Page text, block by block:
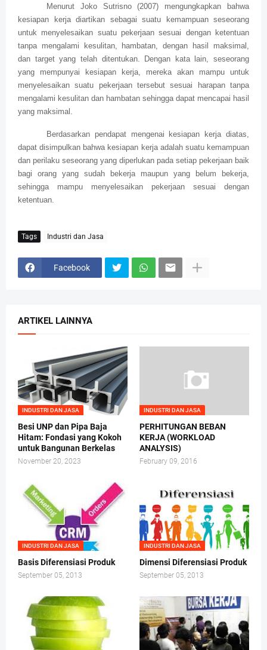
Menurut Joko Sutrisno (2007) mengungkapkan bahwa
kesiapan kerja diartikan sebagai suatu kemampuan seseorang
untuk menyelesaikan suatu pekerjaan sesuai dengan ketentuan
tanpa mengalami kesulitan, hambatan, dengan hasil maksimal,
dan target yang telah ditentukan. Dengan kata lain, seseorang
yang mempunyai kesiapan kerja, mereka akan mampu untuk
menyelesaikan suatu pekerjaan tersebut sesuai harapan tanpa
mengalami kesulitan dan hambatan sehingga dapat mencapai hasil
yang maksimal.
Berdasarkan pendapat mengenai kesiapan kerja diatas,
dapat disimpulkan bahwa kesiapan kerja adalah suatu kemampuan
dan perilaku seseorang yang diperlukan pada setiap pekerjaan baik
bagi orang yang sudah bekerja maupun yang belum bekerja,
sehingga mampu menyelesaikan pekerjaan sesuai dengan
ketentuan.
Tags Industri dan Jasa
Facebook
ARTIKEL LAINNYA
INDUSTRI DAN JASA
Besi UNP dan Pipa Baja
Hitam: Fondasi yang Kokoh
untuk Bangunan Berkelas
November 20, 2023
INDUSTRI DAN JASA
PERHITUNGAN BEBAN
KERJA (WORKLOAD
ANALYSIS)
February 09, 2016
INDUSTRI DAN JASA
Basis Diferensiasi Produk
September 05, 2013
INDUSTRI DAN JASA
Dimensi Diferensiasi Produk
September 05, 2013